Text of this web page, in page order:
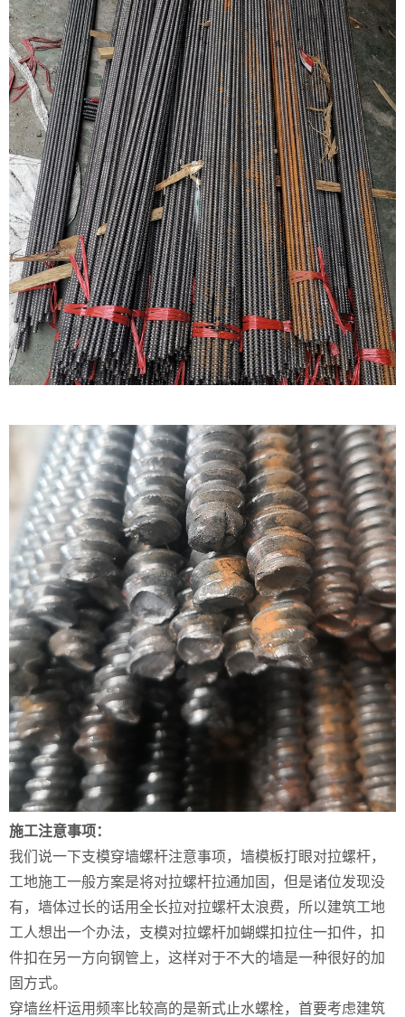
施工注意事项：
我们说一下支模穿墙螺杆注意事项，墙模板打眼对拉螺杆，
工地施工一般方案是将对拉螺杆拉通加固，但是诸位发现没
有，墙体过长的话用全长拉对拉螺杆太浪费，所以建筑工地
工人想出一个办法，支模对拉螺杆加蝴蝶扣拉住一扣件，扣
件扣在另一方向钢管上，这样对于不大的墙是一种很好的加
固方式。
穿墙丝杆运用频率比较高的是新式止水螺栓，首要考虑建筑